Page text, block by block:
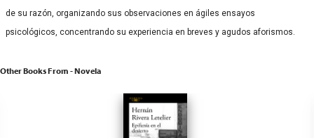
de su razón, organizando sus observaciones en ágiles ensayos
psicológicos, concentrando su experiencia en breves y agudos aforismos.
Other Books From - Novela